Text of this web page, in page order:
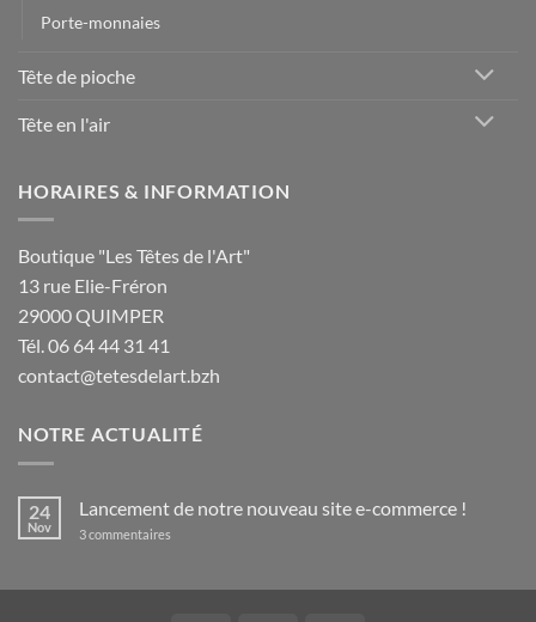
Porte-monnaies
Tête de pioche
Tête en l'air
HORAIRES & INFORMATION
Boutique "Les Têtes de l'Art"
13 rue Elie-Fréron
29000 QUIMPER
Tél. 06 64 44 31 41
contact@tetesdelart.bzh
NOTRE ACTUALITÉ
24
Nov
Lancement de notre nouveau site e-commerce !
3 commentaires
nouveau